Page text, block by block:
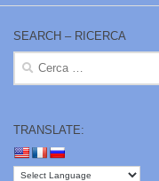
SEARCH – RICERCA
Ricerca
TRANSLATE: